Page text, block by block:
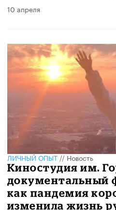
10 апреля
ЛИЧНЫЙ ОПЫТ//Новость
Киностудия им.
документальный
как пандемия
изменила жизнь